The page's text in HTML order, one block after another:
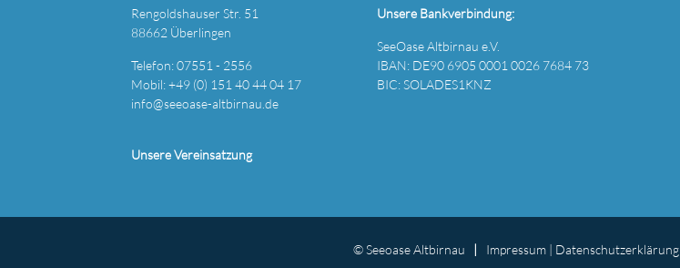
Rengoldshauser Str. 51
88662 Überlingen
Telefon: 07551 - 2556
Mobil: +49 (0) 151 40 44 04 17
info@seeoase-altbirnau.de
Unsere Vereinsatzung
Unsere Bankverbindung:
SeeOase Altbirnau e.V.
IBAN: DE90 6905 0001 0026 7684 73
BIC: SOLADES1KNZ
© Seeoase Altbirnau Impressum| Datenschutz­erklärung